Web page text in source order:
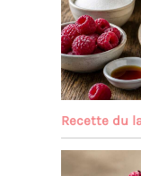
Recette du